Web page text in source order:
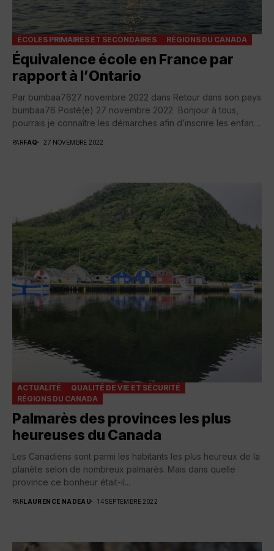
ÉCOLES PRIMAIRES ET SECONDAIRES RÉGIONS DU CANADA
Équivalence école en France par
rapport à l’Ontario
Par bumbaa7627 novembre 2022 dans Retour dans son pays
bumbaa76 Posté(e) 27 novembre 2022 Bonjour à tous,
pourrais je connaître les démarches afin d’inscrire les enfants
PARFAQ 27 NOVEMBRE 2022
ACTUALITÉ
QUALITÉ DE VIE ET SÉCURITÉ
RÉGIONS DU CANADA
Palmarès des provinces les plus
heureuses du Canada
Les Canadiens sont parmi les habitants les plus heureux de la
planète selon de nombreux palmarès. Mais dans quelle
province ce bonheur était-il...
PARLAURENCE NADEAU 14 SEPTEMBRE 2022